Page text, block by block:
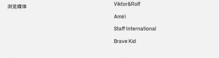
浏览媒体
Viktor&Rolf
Amiri
Staff International
Brave Kid